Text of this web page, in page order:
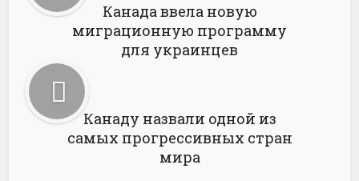
Канада ввела новую
миграционную программу
для украинцев
Канаду назвали одной из
самых прогрессивных стран
мира